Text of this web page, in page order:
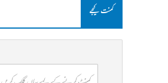
کمنت کیجے